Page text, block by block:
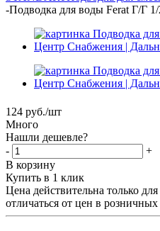
-Подводка для воды Ferat Г/Г
124 руб./шт
Много
Нашли дешевле?
-
+
В корзину
Купить в 1 клик
Цена действительна только
отличаться от цен в